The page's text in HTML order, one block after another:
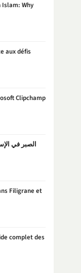
Why
aux défis
Clipchamp
الصبر في
Filigrane et
complet des